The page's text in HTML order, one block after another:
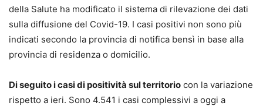
della Salute ha modificato il sistema di rilevazione dei dati
sulla diffusione del Covid-19. I casi positivi non sono più
indicati secondo la provincia di notifica bensì in base alla
provincia di residenza o domicilio.
Di seguito i casi di positività sul territorio con la variazione
rispetto a ieri. Sono 4.541 i casi complessivi a oggi a